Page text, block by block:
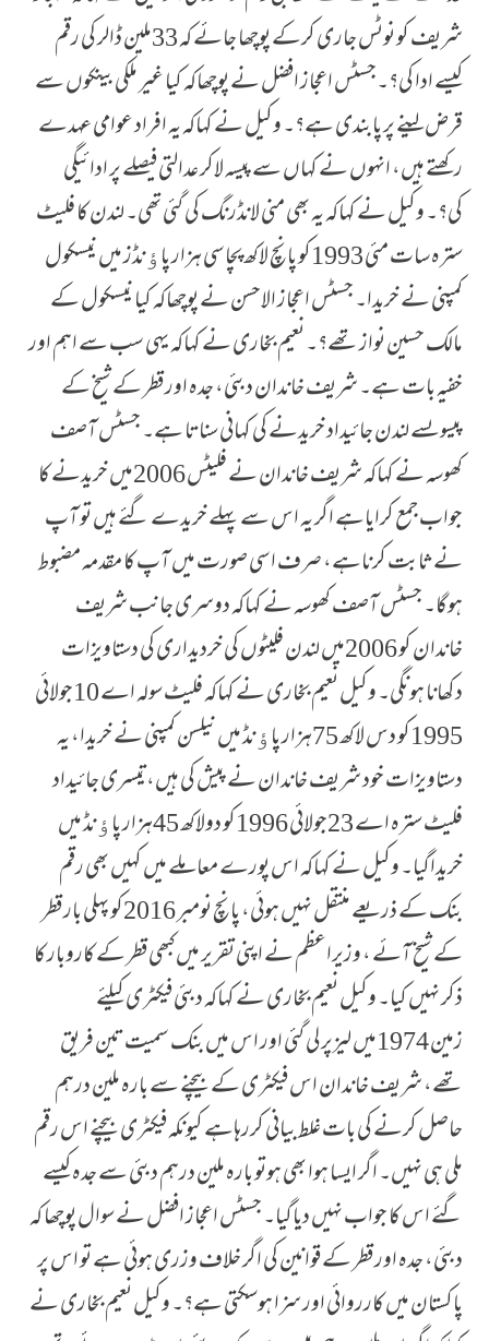
شریف کو نوٹس جاری کرکے پوچھا جائے کہ 33ملین ڈالر کی رقم
کیسے ادا کی؟۔جسٹس اعجاز افضل نے پوچھاکہ کیا غیر ملکی بینکوں سے
قرض لینے پر پابندی ہے؟۔ وکیل نے کہاکہ یہ افراد عوامی عہدے
رکھتے ہیں، انہوں نے کہاں سے پیسہ لاکر عدالتی فیصلے پر ادائیگی
کی؟۔ وکیل نے کہاکہ یہ بھی منی لانڈرنگ کی گئی تھی۔ لندن کا فلیٹ
سترہ سات مئی 1993کو پانچ لاکھ پچاسی ہزار پاﺅنڈز میں نیسکول
کمپنی نے خریدا۔ جسٹس اعجاز الاحسن نے پوچھاکہ کیا نیسکول کے
مالک حسین نواز تھے؟۔ نعیم بخاری نے کہاکہ یہی سب سے اہم اور
خفیہ بات ہے۔ شریف خاندان دبئی، جدہ اور قطر کے شیخ کے
پیسوںسے لندن جائیداد خریدنے کی کہانی سناتا ہے۔ جسٹس آصف
کھوسہ نے کہاکہ شریف خاندان نے فلیٹس 2006میں خریدنے کا
جواب جمع کرایاہے اگر یہ اس سے پہلے خریدے گئے ہیں تو آپ
نے ثابت کرناہے، صرف اسی صورت میں آپ کا مقدمہ مضبوط
ہوگا۔ جسٹس آصف کھوسہ نے کہاکہ دوسری جانب شریف
خاندان کو 2006میں لندن فلیٹوں کی خردیداری کی دستاویزات
دکھانا ہونگی۔ وکیل نعیم بخاری نے کہاکہ فلیٹ سولہ اے 10جولائی
1995کو دس لاکھ 75ہزار پاﺅنڈ میں نیلسن کمپنی نے خریدا، یہ
دستاویزات خود شریف خاندان نے پیش کی ہیں، تیسری جائیداد
فلیٹ سترہ اے 23جولائی 1996کو دولاکھ 45ہزار پاﺅنڈ میں
خریداگیا۔ وکیل نے کہاکہ اس پورے معاملے میں کہیں بھی رقم
بنک کے ذریعے منتقل نہیں ہوئی، پانچ نومبر 2016کو پہلی بار قطر
کے شیخ آئے ، وزیراعظم نے اپنی تقریر میں کبھی قطر کے کاروبار کا
ذکر نہیں کیا۔ وکیل نعیم بخاری نے کہاکہ دبئی فیکٹری کیلئے
زمین 1974میں لیزپر لی گئی اور اس میں بنک سمیت تین فریق
تھے، شریف خاندان اس فیکٹری کے بیچنے سے بارہ ملین درہم
حاصل کرنے کی بات غلط بیانی کررہاہے کیونکہ فیکٹری بیچنے اس رقم
ملی ہی نہیں۔ اگر ایسا ہوا بھی ہوتو بارہ ملین درہم دبئی سے جدہ کیسے
گئے اس کا جواب نہیں دیاگیا۔ جسٹس اعجاز افضل نے سوال پوچھا کہ
دبئی، جدہ اور قطر کے قوانین کی اگر خلاف وزری ہوئی ہے تو اس پر
پاکستان میں کارروائی اور سزا ہوسکتی ہے؟۔ وکیل نعیم بخاری نے